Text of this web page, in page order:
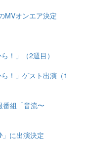
MVオンエア決定
！」（2週目）
！」ゲスト出演（1
番組「音流〜
に出演決定